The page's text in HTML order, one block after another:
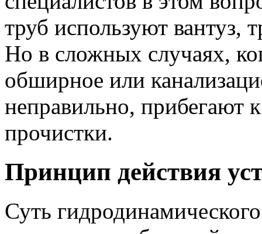
труб используют вантуз,
Но в сложных случаях,
обширное или
неправильно, прибегают
прочистки.
Принцип действия
Суть